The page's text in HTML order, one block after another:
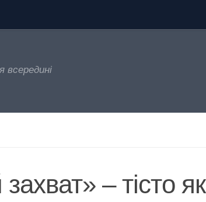
всередині
– тісто як